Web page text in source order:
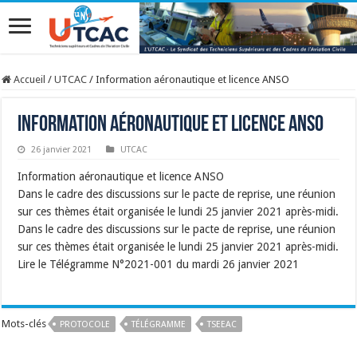
Accueil / UTCAC / Information aéronautique et licence ANSO
Information aéronautique et licence ANSO
26 janvier 2021 UTCAC
Information aéronautique et licence ANSO
Dans le cadre des discussions sur le pacte de reprise, une réunion
sur ces thèmes était organisée le lundi 25 janvier 2021 après-midi.
Dans le cadre des discussions sur le pacte de reprise, une réunion
sur ces thèmes était organisée le lundi 25 janvier 2021 après-midi.
Lire le Télégramme N°2021-001 du mardi 26 janvier 2021
Mots-clés PROTOCOLE TÉLÉGRAMME TSEEAC